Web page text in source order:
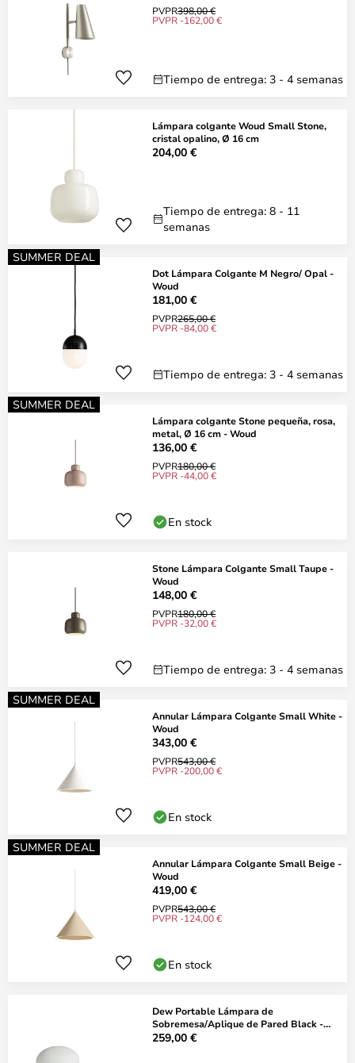
PVPR398,00 €
PVPR -162,00 €
Tiempo de entrega: 3 - 4 semanas
Lámpara colgante Woud Small Stone,
cristal opalino, Ø 16 cm
204,00 €
Tiempo de entrega: 8 - 11
semanas
SUMMER DEAL
Dot Lámpara Colgante M Negro/ Opal -
Woud
181,00 €
PVPR265,00 €
PVPR -84,00 €
Tiempo de entrega: 3 - 4 semanas
SUMMER DEAL
Lámpara colgante Stone pequeña, rosa,
metal, Ø 16 cm - Woud
136,00 €
PVPR180,00 €
PVPR -44,00 €
En stock
Stone Lámpara Colgante Small Taupe -
Woud
148,00 €
PVPR180,00 €
PVPR -32,00 €
Tiempo de entrega: 3 - 4 semanas
SUMMER DEAL
Annular Lámpara Colgante Small White -
Woud
343,00 €
PVPR543,00 €
PVPR -200,00 €
En stock
SUMMER DEAL
Annular Lámpara Colgante Small Beige -
Woud
419,00 €
PVPR543,00 €
PVPR -124,00 €
En stock
Dew Portable Lámpara de
Sobremesa/Aplique de Pared Black -
Woud
259,00 €